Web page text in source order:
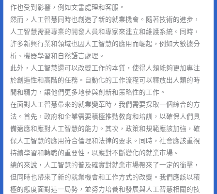
作也受到影響，例如文書處理和客服。
然而，人工智慧同時也創造了新的就業機會。隨著技術的進步，
人工智慧需要專業的開發人員和專家來建立和維護系統。同時，
許多新興行業和領域也因人工智慧的應用而崛起，例如大數據分
析、機器學習和自然語言處理。
此外，人工智慧還可以改變工作的本質，使得人類能夠更加專注
於創造性和高階的任務。自動化的工作流程可以釋放出人類的時
間和精力，讓他們更多地參與創新和策略性的工作。
在面對人工智慧帶來的就業變革時，我們需要採取一個綜合的方
法。首先，政府和企業需要積極推動教育和培訓，以確保人們具
備適應和應對人工智慧的能力。其次，政策和規範應該加強，確
保人工智慧的應用符合倫理和法律的要求。同時，社會應該重視
持續學習和轉職的重要性，以應對不斷變化的就業市場。
總的來說，人工智慧的普及確實對就業市場帶來了一定的衝擊，
但同時也帶來了新的就業機會和工作方式的改變。我們應該以積
極的態度面對這一局勢，並努力培養和發展與人工智慧相關的技